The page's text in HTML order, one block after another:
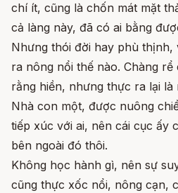
chí ít, cũng là chốn mát mặt
cả làng này, đã có ai bằng
Nhưng thói đời hay phù thịnh,
ra nông nổi thế nào. Chàng
rằng hiền, nhưng thực ra lại
Nhà con một, được nuông
tiếp xúc với ai, nên cái cục ấy
bên ngoài đó thôi.
Không học hành gì, nên sự
cũng thực xốc nổi, nông cạn,